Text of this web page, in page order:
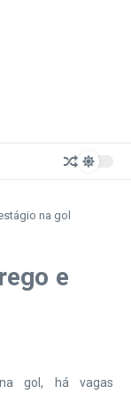
na gol
e
gol, há vagas